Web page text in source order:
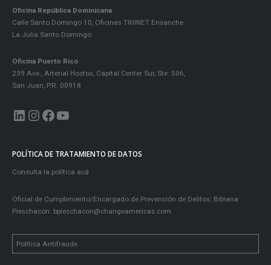
Oficina República Dominicana
Calle Santo Domingo 10, Oficinas TRIINET Ensanche
La Julia Santo Domingo
Oficina Puerto Rico
239 Ave., Arterial Hostos, Capital Center Sur, Ste. 506,
San Juan, P.R. 00918
LinkedIn InstagramFacebook YouTube
POLÍTICA DE TRATAMIENTO DE DATOS
Consulta la política acá
Oficial de Cumplimiento/Encargado de Prevención de Delitos: Bibiana
Pieschacón: bpieschacon@changeamericas.com
Política Antifraude